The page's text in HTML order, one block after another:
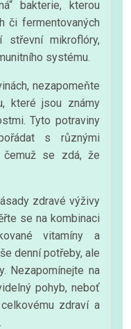
bakterie, kterou
či fermentovaných
střevní mikroflóry,
systému.
nezapomeňte
které jsou známy
Tyto potraviny
s různými
čemuž se zdá, že
zdravé výživy
se na kombinaci
vitamíny a
denní potřeby, ale
Nezapomínejte na
pohyb, neboť
zdraví a